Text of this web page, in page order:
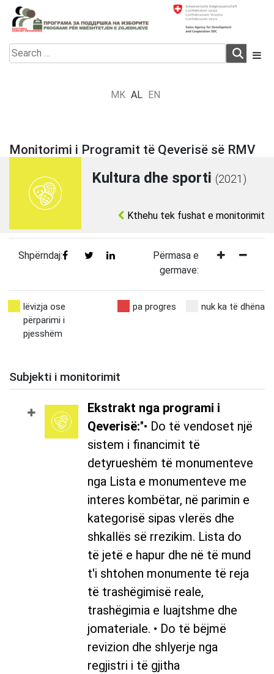
Skip
content
Electoral Support Programme
Electoral Support Programme
Search
for:
MK AL EN
Monitorimi i Programit të Qeverisë së RMV
Kultura dhe sporti (2021)
Kthehu tek fushat e monitorimit
Shpërndaj:
Përmasa e
germave:
lëvizja ose
përparimi i
pjesshëm
pa progres nuk ka të dhëna
Subjekti i monitorimit
Ekstrakt nga programi i
Qeverisë:"• Do të vendoset një
sistem i financimit të
detyrueshëm të monumenteve
nga Lista e monumenteve me
interes kombëtar, në parimin e
kategorisë sipas vlerës dhe
shkallës së rrezikim. Lista do
të jetë e hapur dhe në të mund
t'i shtohen monumente të reja
të trashëgimisë reale,
trashëgimia e luajtshme dhe
jomateriale. • Do të bëjmë
revizion dhe shlyerje nga
regjistri i të gjitha